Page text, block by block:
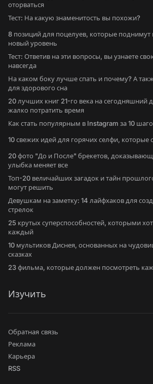
оторваться
Тест: На какую знаменитость вы похожи?
8 позиций для поцелуев, которые
новый уровень
Тест: Ответив на эти вопросы, вы узнаете
навсегда
На каком боку лучше спать и почему? А
для здорового сна
20 лучших книг 21-го века на сегодняшний
жалко потратить время
Как стать популярным в Instagram за 10
10 свежих идей для горячих селфи, которые
20 фото "До и После" брекетов,
улыбка меняет все
Топ-20 величайших загадок и тайн
могут решить
Девушкам на заметку: 14 лайфхаков для
стрелок
25 крутых суперспособностей, которыми
каждый
10 мультиков Диснея, основанных на
сказках
23 фильма, которые должен посмотреть
Изучить
Обратная связь
Реклама
Карьера
RSS